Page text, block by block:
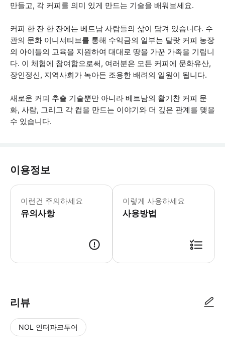
만들고, 각 커피를 의미 있게 만드는 기술을 배워보세요.
커피 한 잔 한 잔에는 베트남 사람들의 삶이 담겨 있습니다. 수
콴의 문화 이니셔티브를 통해 수익금의 일부는 달랏 커피 농장
의 아이들의 교육을 지원하여 대대로 땅을 가꾼 가족을 기립니
다. 이 체험에 참여함으로써, 여러분은 모든 커피에 문화유산,
장인정신, 지역사회가 녹아든 조용한 배려의 일원이 됩니다.
새로운 커피 추출 기술뿐만 아니라 베트남의 활기찬 커피 문
화, 사람, 그리고 각 컵을 만드는 이야기와 더 깊은 관계를 맺을
수 있습니다.
이용정보
이런건 주의하세요
유의사항
만 12세 이상 17세 미만은 부모/보호
이렇게 사용하세요
사용방법
리뷰
NOL 인터파크투어